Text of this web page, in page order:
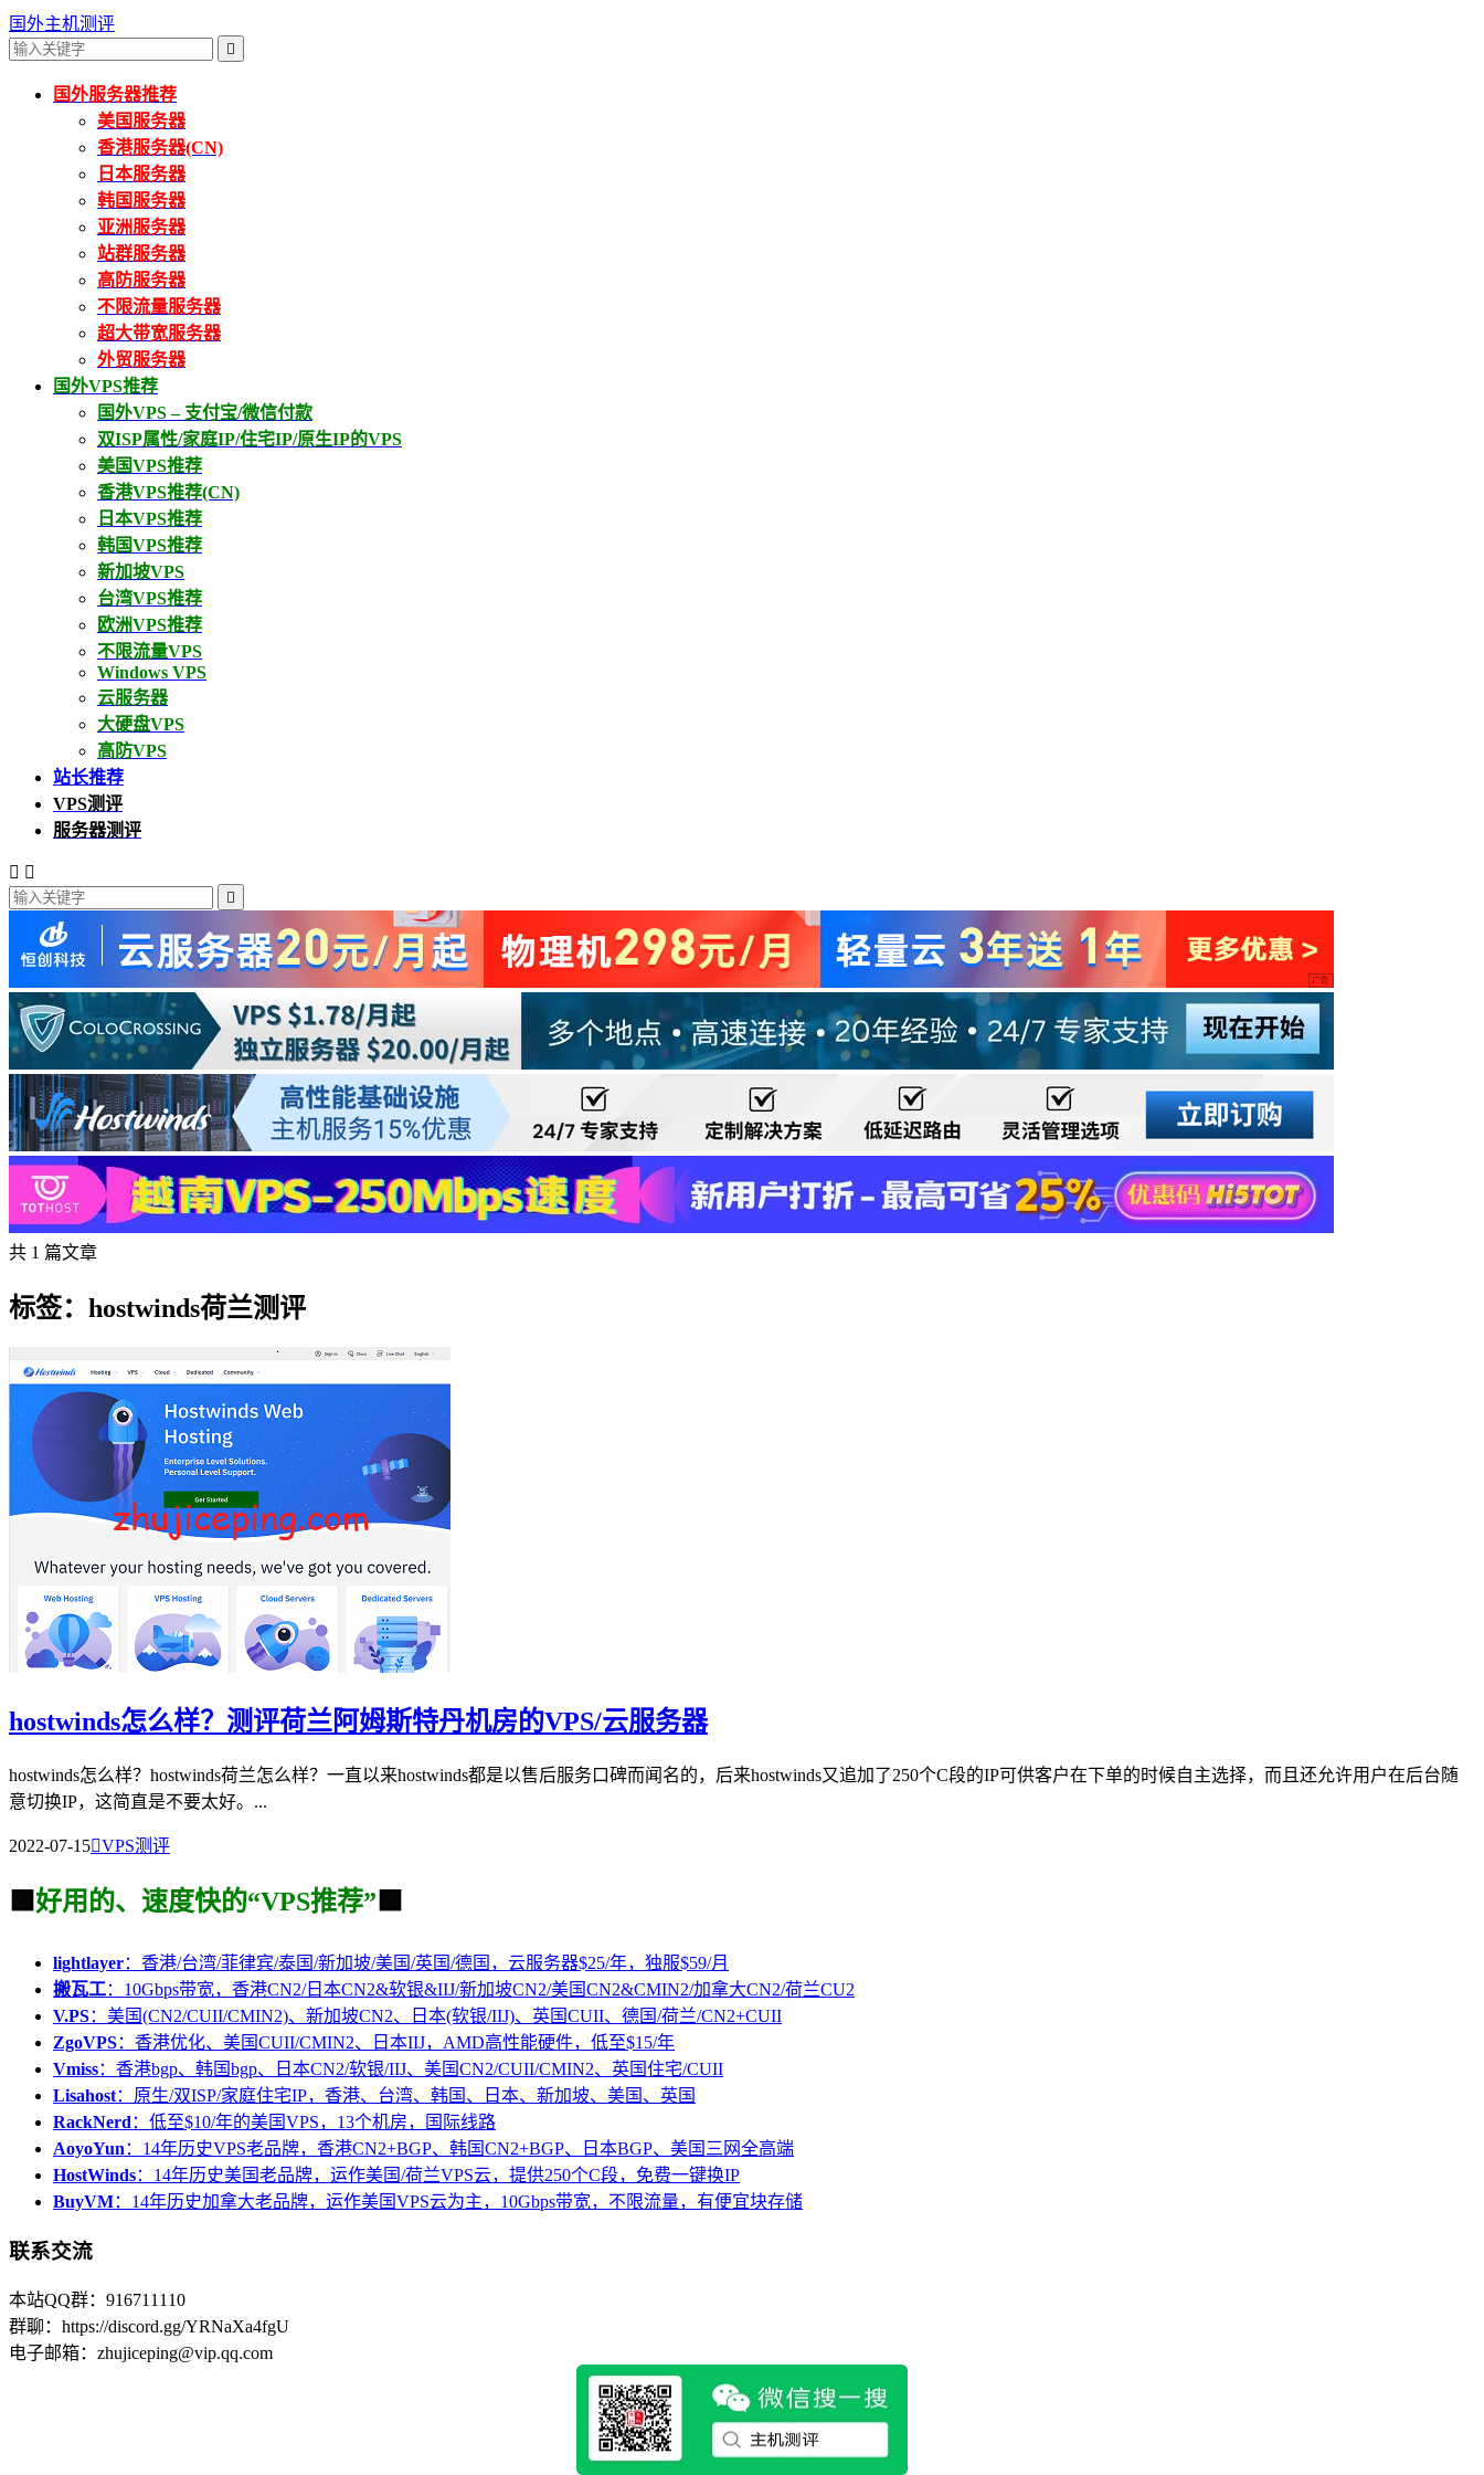
国外主机测评

国外服务器推荐
美国服务器
香港服务器(CN)
日本服务器
韩国服务器
亚洲服务器
站群服务器
高防服务器
不限流量服务器
超大带宽服务器
外贸服务器
国外VPS推荐
国外VPS – 支付宝/微信付款
双ISP属性/家庭IP/住宅IP/原生IP的VPS
美国VPS推荐
香港VPS推荐(CN)
日本VPS推荐
韩国VPS推荐
新加坡VPS
台湾VPS推荐
欧洲VPS推荐
不限流量VPS
Windows VPS
云服务器
大硬盘VPS
高防VPS
站长推荐
VPS测评
服务器测评
 

共 1 篇文章
标签：hostwinds荷兰测评
hostwinds怎么样？测评荷兰阿姆斯特丹机房的VPS/云服务器
hostwinds怎么样？hostwinds荷兰怎么样？一直以来hostwinds都是以售后服务口碑而闻名的，后来hostwinds又追加了250个C段的IP可供客户在下单的时候自主选择，而且还允许用户在后台随
意切换IP，这简直是不要太好。...
2022-07-15VPS测评
🟩 好用的、速度快的“VPS推荐” 🟩
lightlayer：香港/台湾/菲律宾/泰国/新加坡/美国/英国/德国，云服务器$25/年，独服$59/月
搬瓦工：10Gbps带宽，香港CN2/日本CN2&软银&IIJ/新加坡CN2/美国CN2&CMIN2/加拿大CN2/荷兰CU2
V.PS：美国(CN2/CUII/CMIN2)、新加坡CN2、日本(软银/IIJ)、英国CUII、德国/荷兰/CN2+CUII
ZgoVPS：香港优化、美国CUII/CMIN2、日本IIJ，AMD高性能硬件，低至$15/年
Vmiss：香港bgp、韩国bgp、日本CN2/软银/IIJ、美国CN2/CUII/CMIN2、英国住宅/CUII
Lisahost：原生/双ISP/家庭住宅IP，香港、台湾、韩国、日本、新加坡、美国、英国
RackNerd：低至$10/年的美国VPS，13个机房，国际线路
AoyoYun：14年历史VPS老品牌，香港CN2+BGP、韩国CN2+BGP、日本BGP、美国三网全高端
HostWinds：14年历史美国老品牌，运作美国/荷兰VPS云，提供250个C段，免费一键换IP
BuyVM：14年历史加拿大老品牌，运作美国VPS云为主，10Gbps带宽，不限流量，有便宜块存储
联系交流
本站QQ群：916711110
群聊：https://discord.gg/YRNaXa4fgU
电子邮箱：zhujiceping@vip.qq.com